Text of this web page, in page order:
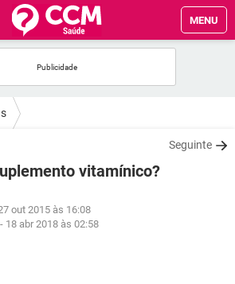
MENU
Seguinte
vitamínico?
out 2015 às 16:08
- 18 abr 2018 às 02:58